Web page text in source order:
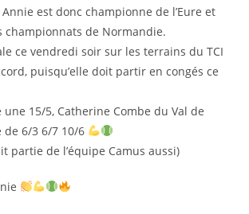
est donc championne de l’Eure et
championnats de Normandie.
ce vendredi soir sur les terrains du TCI
puisqu’elle doit partir en congés ce
une 15/5, Catherine Combe du Val de
de 6/3 6/7 10/6
partie de l’équipe Camus aussi)